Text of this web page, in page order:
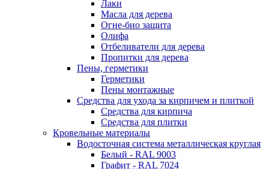
Лаки
Масла для дерева
Огне-био защита
Олифа
Отбеливатели для дерева
Пропитки для дерева
Пены, герметики
Герметики
Пены монтажные
Средства для ухода за кирпичем и плиткой
Средства для кирпича
Средства для плитки
Кровельные материалы
Водосточная система металлическая круглая
Белый - RAL 9003
Графит - RAL 7024